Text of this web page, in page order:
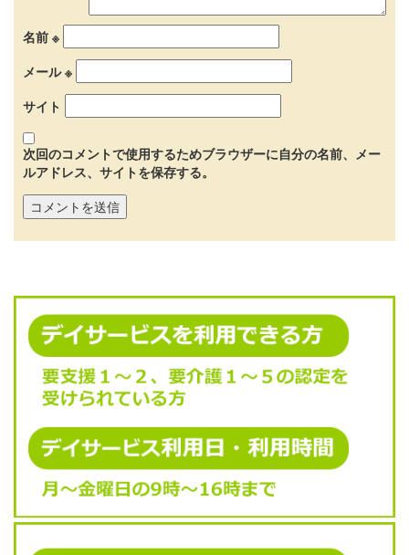
名前 ※
メール※
サイト
次回のコメントで使用するためブラウザーに自分の名前、メー
ルアドレス、サイトを保存する。